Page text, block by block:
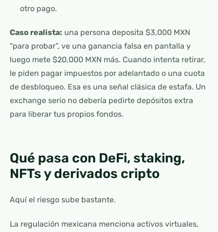
otro pago.
Caso realista: una persona deposita $3,000 MXN
“para probar”, ve una ganancia falsa en pantalla y
luego mete $20,000 MXN más. Cuando intenta retirar,
le piden pagar impuestos por adelantado o una cuota
de desbloqueo. Esa es una señal clásica de estafa. Un
exchange serio no debería pedirte depósitos extra
para liberar tus propios fondos.
Qué pasa con DeFi, staking,
NFTs y derivados cripto
Aquí el riesgo sube bastante.
La regulación mexicana menciona activos virtuales,